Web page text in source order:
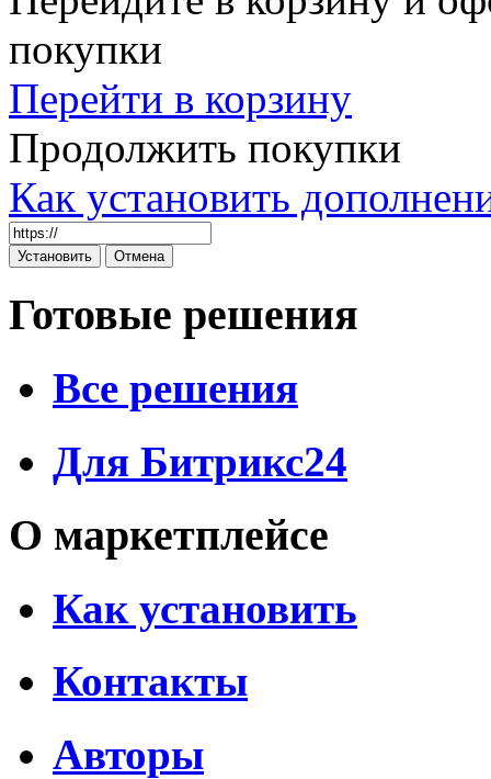
покупки
Перейти в корзину
Продолжить покупки
Как установить
Готовые решения
Все решения
Для Битрикс24
О маркетплейсе
Как установить
Контакты
Авторы